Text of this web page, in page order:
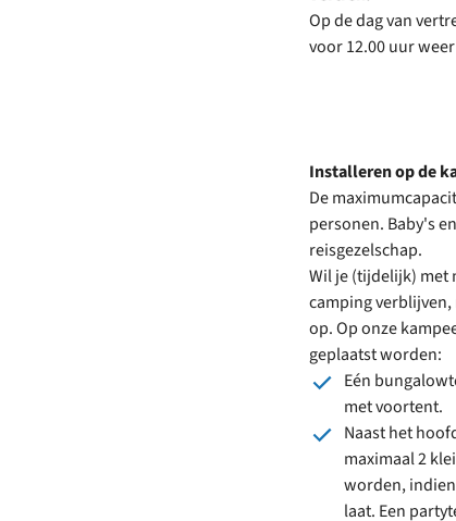
Op de dag van
voor 12.00 uur
Installeren op de
De
personen. Baby's
reisgezelschap.
Wil je (tijdelijk) met
camping
op. Op onze
geplaatst worden:
Eén
met voortent.
Naast het
maximaal 2
worden,
laat. Een